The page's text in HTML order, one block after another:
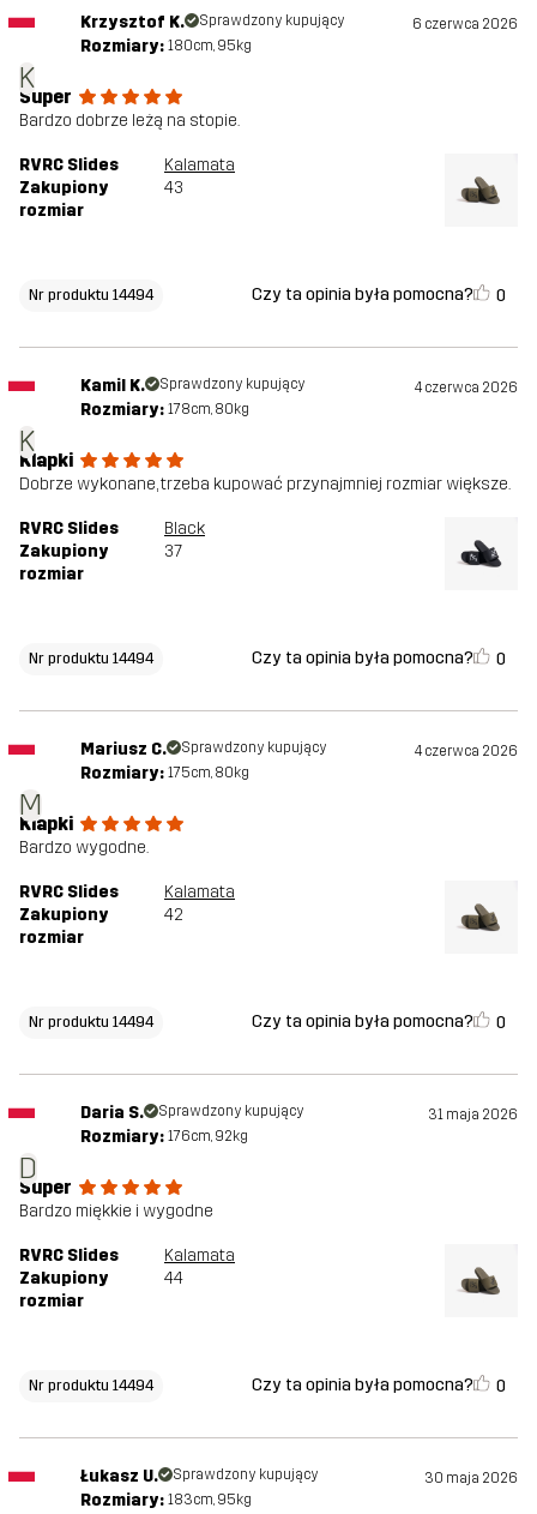
K
Krzysztof K. Sprawdzony kupujący 6 czerwca 2026
Rozmiary: 180cm, 95kg
Super
Bardzo dobrze leżą na stopie.
RVRC Slides
Kalamata
Zakupiony
rozmiar
43
Nr produktu 14494 Czy ta opinia była pomocna? 0
K
Kamil K. Sprawdzony kupujący 4 czerwca 2026
Rozmiary: 178cm, 80kg
Klapki
Dobrze wykonane, trzeba kupować przynajmniej rozmiar większe.
RVRC Slides
Black
Zakupiony
rozmiar
37
Nr produktu 14494 Czy ta opinia była pomocna? 0
M
Mariusz C. Sprawdzony kupujący 4 czerwca 2026
Rozmiary: 175cm, 80kg
Klapki
Bardzo wygodne.
RVRC Slides
Kalamata
Zakupiony
rozmiar
42
Nr produktu 14494 Czy ta opinia była pomocna? 0
D
Daria S. Sprawdzony kupujący 31 maja 2026
Rozmiary: 176cm, 92kg
Super
Bardzo miękkie i wygodne
RVRC Slides
Kalamata
Zakupiony
rozmiar
44
Nr produktu 14494 Czy ta opinia była pomocna? 0
Łukasz U. Sprawdzony kupujący 30 maja 2026
Rozmiary: 183cm, 95kg